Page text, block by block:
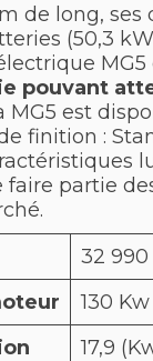
de long, ses
(50,3
MG5
pouvant
MG5 est
finition :
partie
32
130 Kw
17,9